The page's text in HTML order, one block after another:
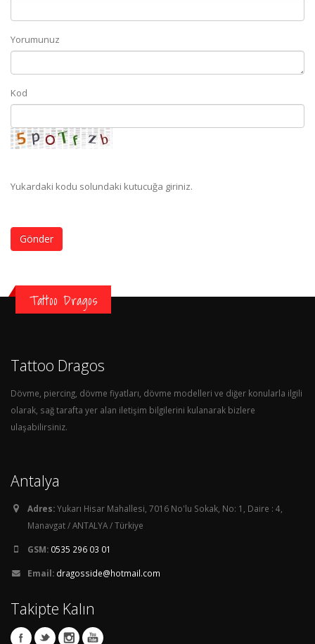
Yorumunuz
Kod
Yukardaki kodu solundaki kutucuğa giriniz.
Gönder
Tattoo Dragos
Tattoo Dragos
Dövme, piercing, dövme fiyatları, dövme modelleri ve diğer konularla ilgili
olarak, sağ tarafta yer alan iletişim bilgilerini kulanarak bizlere
ulaşabilirsiniz.
Antalya
Adres:Yukarı Hisar Mahallesi, 7016 No'lu Sokak, No: 1, Daire : 4,
Manavgat / ANTALYA / Türkiye
GSM: 0535 296 03 01
Email: dragosside@hotmail.com
Takipte Kalın